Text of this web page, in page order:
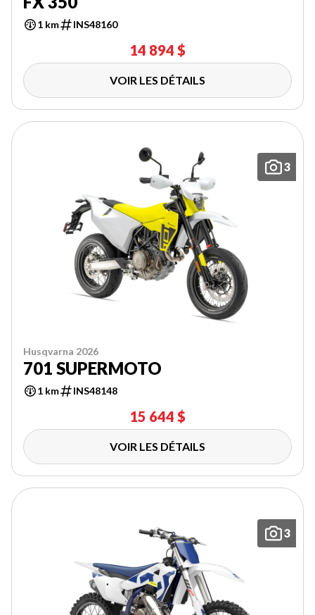
1 km INS48160
14 894 $
VOIR LES DÉTAILS
3
Husqvarna 2026
701 SUPERMOTO
1 km INS48148
15 644 $
VOIR LES DÉTAILS
3